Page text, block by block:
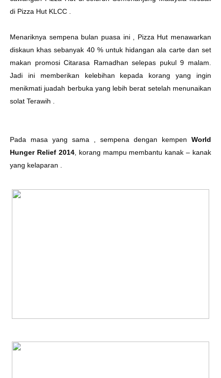
di Pizza Hut KLCC .
Menariknya sempena bulan puasa ini , Pizza Hut menawarkan
diskaun khas sebanyak 40 % untuk hidangan ala carte dan set
makan promosi Citarasa Ramadhan selepas pukul 9 malam.
Jadi ini memberikan kelebihan kepada korang yang ingin
menikmati juadah berbuka yang lebih berat setelah menunaikan
solat Terawih .
Pada masa yang sama , sempena dengan kempen World
Hunger Relief 2014, korang mampu membantu kanak – kanak
yang kelaparan .